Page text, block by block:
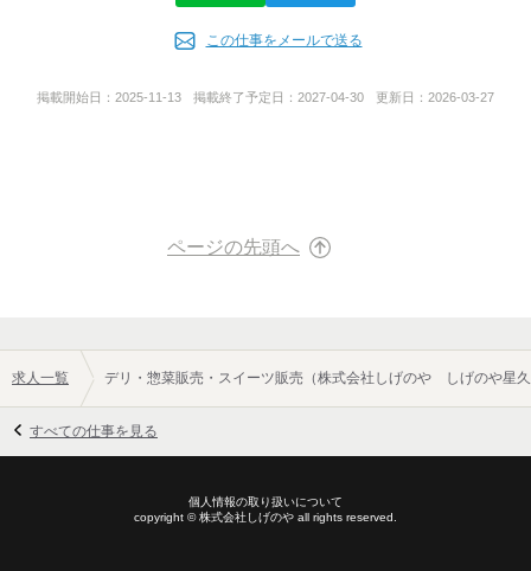
『バイトルを見て電話しました』と
【WEB応募について】
担当者
採用担当
◆スーパーマーケット運営この仕事をメールで送る
掲載開始日： 2025-11-13 掲載終了予定日： 2027-04-30 更新日： 2026-03-27
ページの先頭へ
求人一覧 デリ・惣菜販売・スイーツ販売（株式会社しげのや しげのや星
すべての仕事を見る
個人情報の取り扱いについて
copyright ©株式会社しげのや all rights reserved.